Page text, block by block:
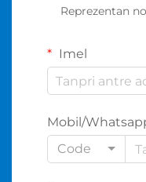
Reprezentan
Imel
Mobil/
Code